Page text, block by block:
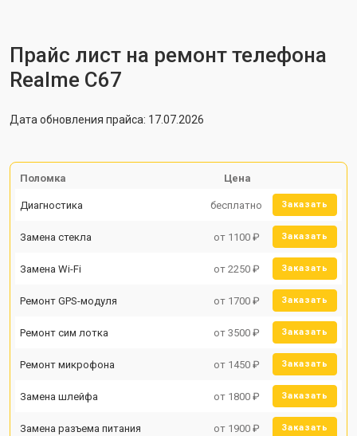
Прайс лист на ремонт телефона
Realme C67
Дата обновления прайса: 17.07.2026
Поломка Цена
Диагностика бесплатно Заказать
Замена стекла от 1100 ₽ Заказать
Замена Wi-Fi от 2250 ₽ Заказать
Ремонт GPS-модуля от 1700 ₽ Заказать
Ремонт сим лотка от 3500 ₽ Заказать
Ремонт микрофона от 1450 ₽ Заказать
Замена шлейфа от 1800 ₽ Заказать
Замена разъема питания от 1900 ₽ Заказать